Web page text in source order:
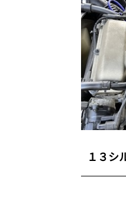
１３シ